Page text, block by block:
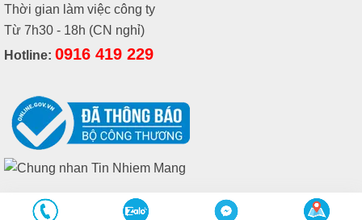
Thời gian làm việc công ty
Từ 7h30 - 18h (CN nghỉ)
Hotline: 0916 419 229